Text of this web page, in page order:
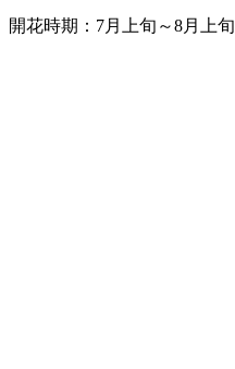
開花時期：7月上旬～8月上旬